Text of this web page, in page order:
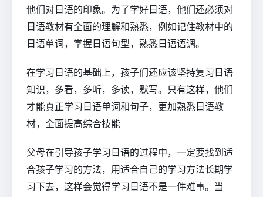
他们对日语的印象。为了学好日语，他们还必须对
日语教材有全面的理解和熟悉，例如记住教材中的
日语单词，掌握日语句型，熟悉日语语调。
在学习日语的基础上，孩子们还应该坚持复习日语
知识，多看，多听，多读，默写。只有这样，他们
才能真正学习日语单词和句子，更加熟悉日语教
材，全面提高综合技能
父母在引导孩子学习日语的过程中，一定要找到适
合孩子学习的方法，用适合自己的学习方法长期学
习下去，这样会觉得学习日语不是一件难事。当